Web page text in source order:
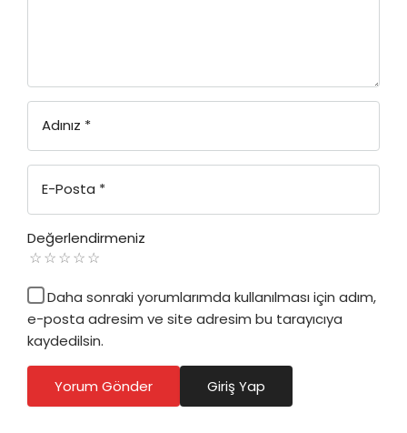
Adınız *
E-Posta *
Değerlendirmeniz
Daha sonraki yorumlarımda kullanılması için adım,
e-posta adresim ve site adresim bu tarayıcıya
kaydedilsin.
Yorum Gönder Giriş Yap